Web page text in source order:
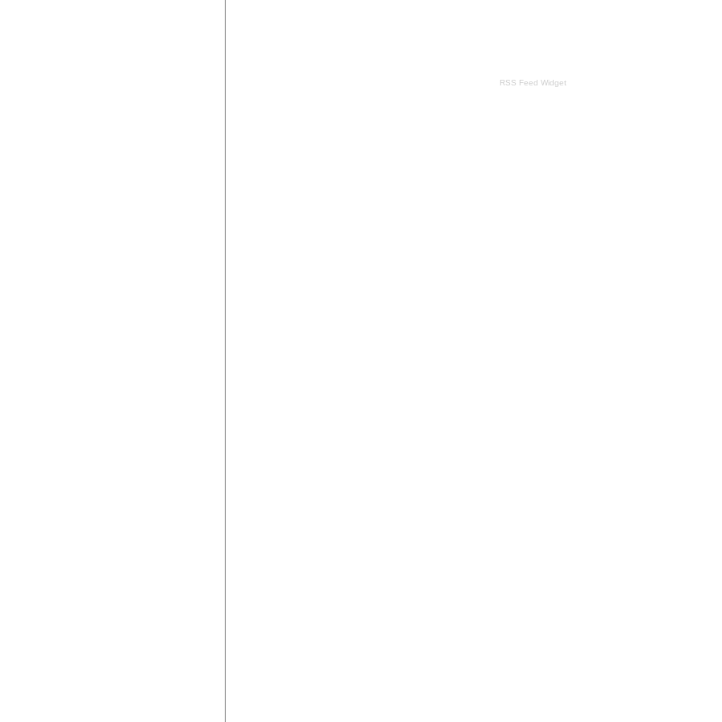
RSS Feed Widget